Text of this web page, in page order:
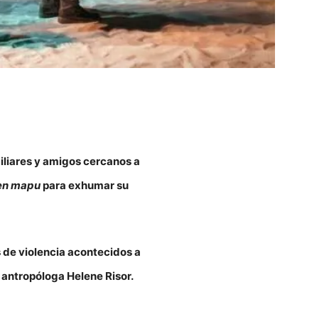
y amigos cercanos a
mapupara exhumar su
violencia acontecidos a
Helene Risor.